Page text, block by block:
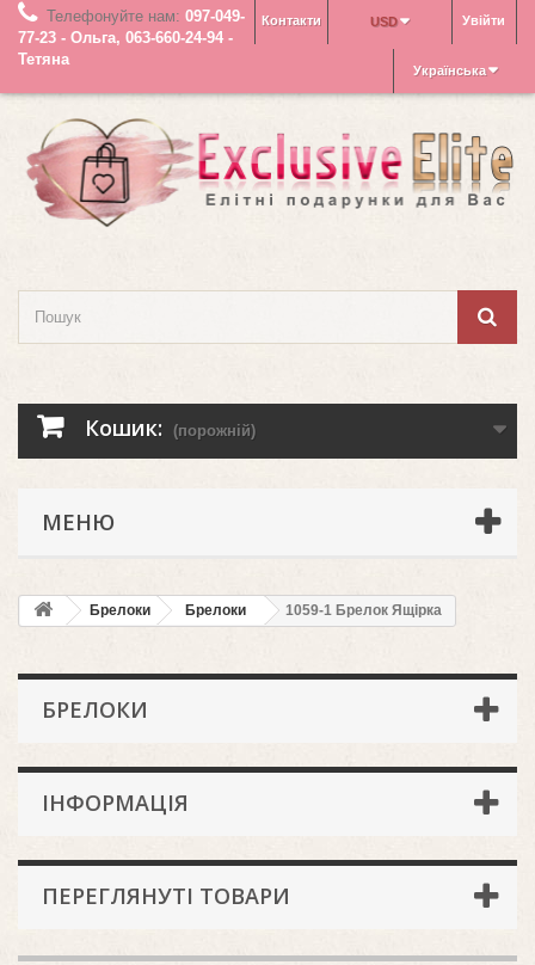
Увійти
USD
Контакти
Телефонуйте нам: 097-049-
77-23 - Ольга, 063-660-24-94 -
Тетяна
Українська
Кошик: (порожній)
МЕНЮ
Брелоки Брелоки 1059-1 Брелок Ящірка
БРЕЛОКИ
ІНФОРМАЦІЯ
ПЕРЕГЛЯНУТІ ТОВАРИ